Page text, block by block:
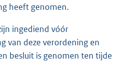
heeft genomen.
ingediend vóór
van deze verordening en
besluit is genomen ten tijde